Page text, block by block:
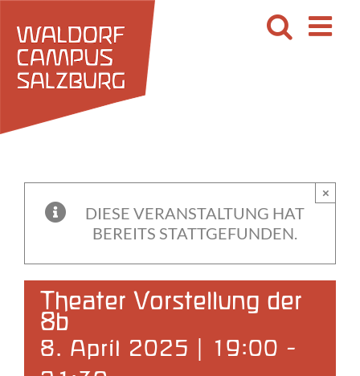
Inhalt
springen
DIESE VERANSTALTUNG HAT
BEREITS STATTGEFUNDEN.
×
Theater Vorstellung der
8b
8. April 2025 | 19:00 -